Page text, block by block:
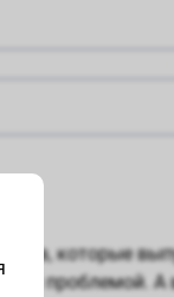
которые
проблемой.